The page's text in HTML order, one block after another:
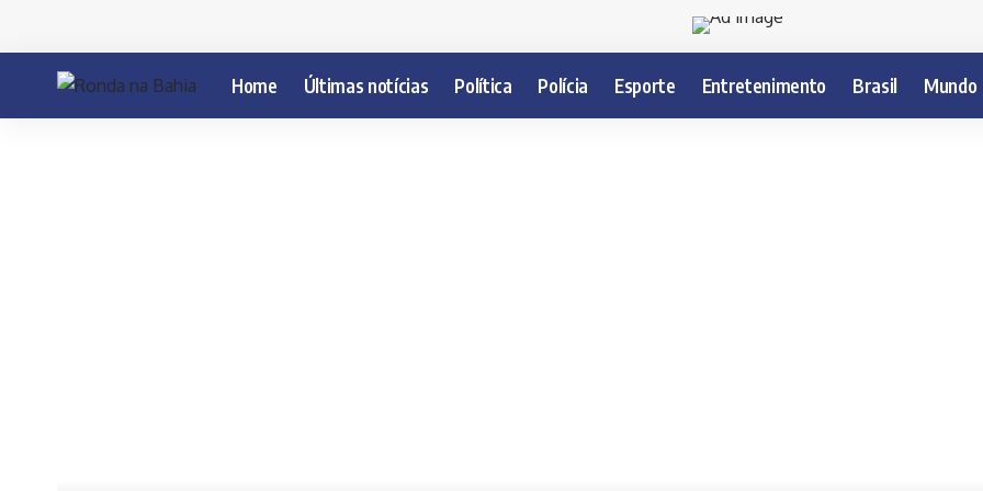
Home Últimas notícias Política Polícia Esporte Entretenimento Brasil Mundo